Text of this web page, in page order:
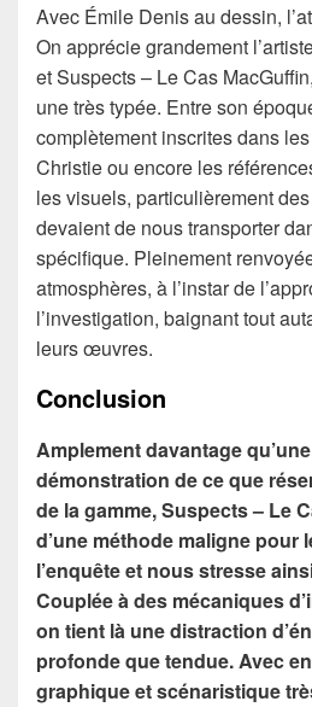
Avec Émile Denis au dessin,
On apprécie grandement
et Suspects – Le Cas
une très typée. Entre son
complètement inscrites dans
Christie ou encore les
les visuels, particulièrement
devaient de nous transporter
spécifique. Pleinement
atmosphères, à l’instar de
l’investigation, baignant tout
leurs œuvres.
Conclusion
Amplement davantage
démonstration de ce que
de la gamme, Suspects – Le
d’une méthode maligne pour
l’enquête et nous stresse
Couplée à des mécaniques
on tient là une distraction
profonde que tendue. Avec
graphique et scénaristique